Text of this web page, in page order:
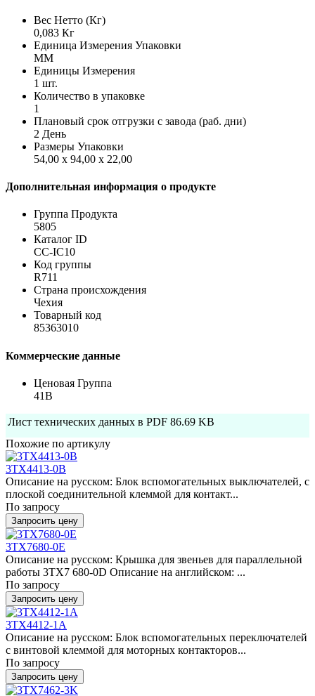
Вес Нетто (Кг)
0,083 Кг
Единица Измерения Упаковки
MM
Единицы Измерения
1 шт.
Количество в упаковке
1
Плановый срок отгрузки с завода (раб. дни)
2 День
Размеры Упаковки
54,00 x 94,00 x 22,00
Дополнительная информация о продукте
Группа Продукта
5805
Каталог ID
CC-IC10
Код группы
R711
Страна происхождения
Чехия
Товарный код
85363010
Коммерческие данные
Ценовая Группа
41B
Лист технических данных в PDF 86.69 KB
Похожие по артикулу
3TX4413-0B
Описание на русском: Блок вспомогательных выключателей, с
плоской соединительной клеммой для контакт...
По запросу
Запросить цену
3TX7680-0E
Описание на русском: Крышка для звеньев для параллельной
работы 3TX7 680-0D Описание на английском: ...
По запросу
Запросить цену
3TX4412-1A
Описание на русском: Блок вспомогательных переключателей
с винтовой клеммой для моторных контакторов...
По запросу
Запросить цену